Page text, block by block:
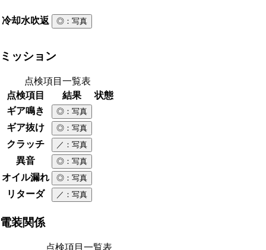
冷却水吹返 ◎ ：写真
ミッション
点検項目一覧表
点検項目
結果
状態
ギア鳴き
◎ ：写真
ギア抜け ◎ ：写真
クラッチ ／ ：写真
異音 ◎ ：写真
オイル漏れ ◎ ：写真
リターダ ／ ：写真
電装関係
点検項目一覧表